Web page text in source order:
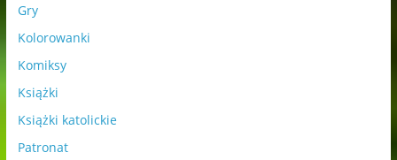
Gry
Kolorowanki
Komiksy
Książki
Książki katolickie
Patronat